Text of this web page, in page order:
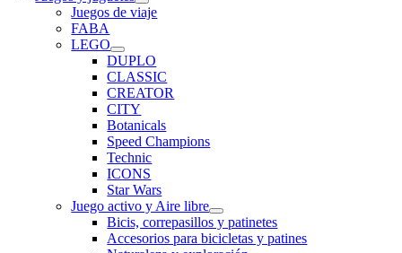
Juegos de viaje
FABA
LEGO
DUPLO
CLASSIC
CREATOR
CITY
Botanicals
Speed Champions
Technic
ICONS
Star Wars
Juego activo y Aire libre
Bicis, correpasillos y patinetes
Accesorios para bicicletas y patines